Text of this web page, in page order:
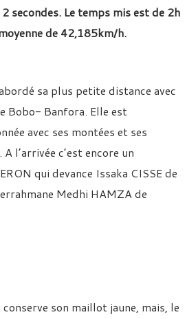
secondes. Le temps mis est de 2h
de 42,185km/h.
sa plus petite distance avec
Bobo- Banfora. Elle est
avec ses montées et ses
l’arrivée c’est encore un
qui devance Issaka CISSE de
Medhi HAMZA de
son maillot jaune, mais, le